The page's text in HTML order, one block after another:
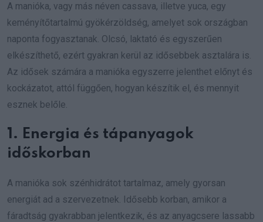
A manióka, vagy más néven cassava, illetve yuca, egy
keményítőtartalmú gyökérzöldség, amelyet sok országban
naponta fogyasztanak. Olcsó, laktató és egyszerűen
elkészíthető, ezért gyakran kerül az idősebbek asztalára is.
Az idősek számára a manióka egyszerre jelenthet előnyt és
kockázatot, attól függően, hogyan készítik el, és mennyit
esznek belőle.
1. Energia és tápanyagok
időskorban
A manióka sok szénhidrátot tartalmaz, amely gyorsan
energiát ad a szervezetnek. Idősebb korban, amikor a
fáradtság gyakrabban jelentkezik, és az anyagcsere lassabb